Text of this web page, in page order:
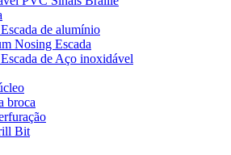
de alumínio
Nosing Escada
de Aço inoxidável
broca
Bit